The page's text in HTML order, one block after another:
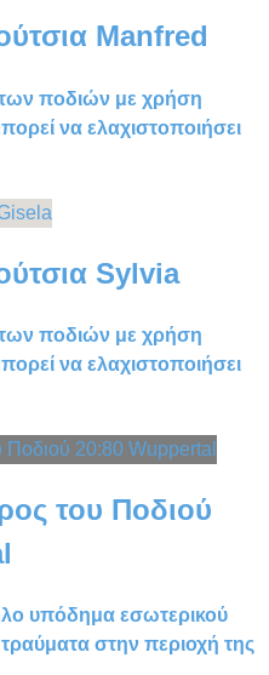
Manfred
ποδιών με χρήση
να ελαχιστοποιήσει
Sylvia
ποδιών με χρήση
να ελαχιστοποιήσει
του Ποδιού
υπόδημα εσωτερικού
στην περιοχή της